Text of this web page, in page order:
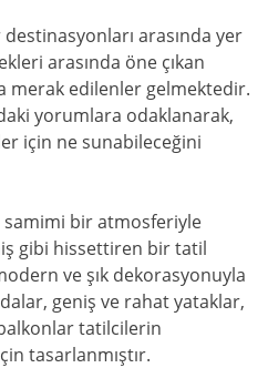
arasında yer
arasında öne çıkan
merak edilenler gelmektedir.
yorumlara odaklanarak,
için ne sunabileceğini
samimi bir atmosferiyle
gibi hissettiren bir tatil
ve şık dekorasyonuyla
geniş ve rahat yataklar,
tatilcilerin
tasarlanmıştır.